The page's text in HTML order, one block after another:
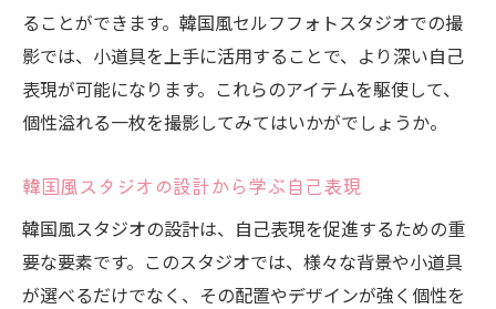
背景と小道具を活かして韓国風セルフフォトス
タジオでの撮影を楽しむ
韓国風背景と小道具で生まれる新たな表現
背景の選択が写真に与える影響
韓国風セルフフォトスタジオで人生の特別な瞬
間を鮮やかに表現
ることができます。韓国風セルフフォトスタジオでの撮
影では、小道具を上手に活用することで、より深い自己
表現が可能になります。これらのアイテムを駆使して、
個性溢れる一枚を撮影してみてはいかがでしょうか。
韓国風スタジオの設計から学ぶ自己表現
韓国風スタジオの設計は、自己表現を促進するための重
要な要素です。このスタジオでは、様々な背景や小道具
が選べるだけでなく、その配置やデザインが強く個性を